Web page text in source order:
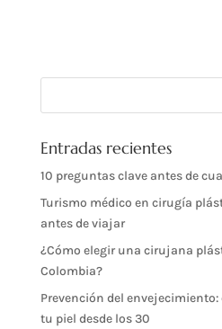
Entradas recientes
10 preguntas clave antes de
Turismo médico en cirugía
antes de viajar
¿Cómo elegir una cirujana
Colombia?
Prevención del
tu piel desde los 30